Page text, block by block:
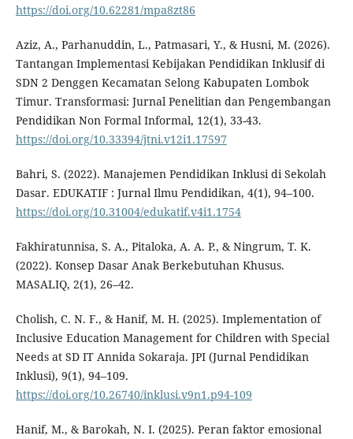
https://doi.org/10.62281/mpa8zt86
Aziz, A., Parhanuddin, L., Patmasari, Y., & Husni, M. (2026).
Tantangan Implementasi Kebijakan Pendidikan Inklusif di
SDN 2 Denggen Kecamatan Selong Kabupaten Lombok
Timur. Transformasi: Jurnal Penelitian dan Pengembangan
Pendidikan Non Formal Informal, 12(1), 33-43.
https://doi.org/10.33394/jtni.v12i1.17597
Bahri, S. (2022). Manajemen Pendidikan Inklusi di Sekolah
Dasar. EDUKATIF : Jurnal Ilmu Pendidikan, 4(1), 94–100.
https://doi.org/10.31004/edukatif.v4i1.1754
Fakhiratunnisa, S. A., Pitaloka, A. A. P., & Ningrum, T. K.
(2022). Konsep Dasar Anak Berkebutuhan Khusus.
MASALIQ, 2(1), 26–42.
Cholish, C. N. F., & Hanif, M. H. (2025). Implementation of
Inclusive Education Management for Children with Special
Needs at SD IT Annida Sokaraja. JPI (Jurnal Pendidikan
Inklusi), 9(1), 94–109.
https://doi.org/10.26740/inklusi.v9n1.p94-109
Hanif, M., & Barokah, N. I. (2025). Peran faktor emosional